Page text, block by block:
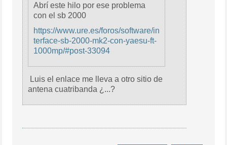
Abrí este hilo por ese problema
con el sb 2000
https://www.ure.es/foros/software/in
terface-sb-2000-mk2-con-yaesu-ft-
1000mp/#post-33094
Luis el enlace me lleva a otro sitio de
antena cuatribanda ¿...?